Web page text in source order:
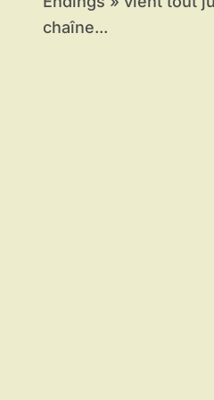
chaîne...